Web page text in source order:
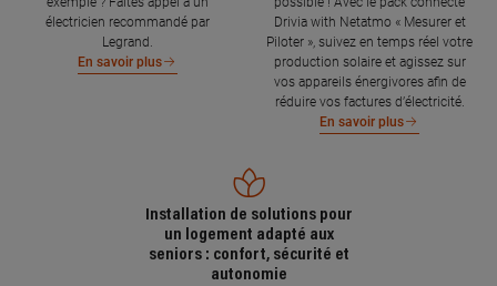
électricien recommandé par
Legrand.
En savoir plus
Drivia with Netatmo « Mesurer et
Piloter », suivez en temps réel votre
production solaire et agissez sur
vos appareils énergivores afin de
réduire vos factures d’électricité.
En savoir plus
Installation de solutions pour
un logement adapté aux
seniors : confort, sécurité et
autonomie